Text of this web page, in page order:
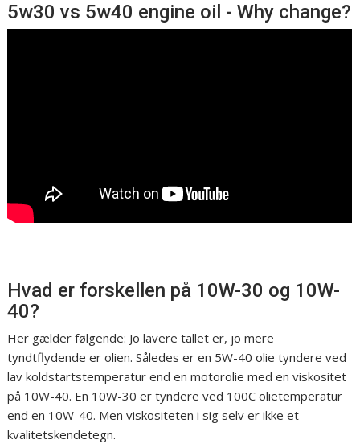
5w30 vs 5w40 engine oil - Why change?
Hvad er forskellen på 10W-30 og 10W-
40?
Her gælder følgende: Jo lavere tallet er, jo mere
tyndtflydende er olien. Således er en 5W-40 olie tyndere ved
lav koldstartstemperatur end en motorolie med en viskositet
på 10W-40. En 10W-30 er tyndere ved 100C olietemperatur
end en 10W-40. Men viskositeten i sig selv er ikke et
kvalitetskendetegn.